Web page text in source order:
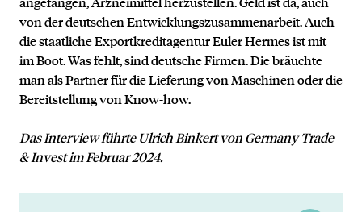
von der deutschen Entwicklungszusammenarbeit. Auch
die staatliche Exportkreditagentur Euler Hermes ist mit
im Boot. Was fehlt, sind deutsche Firmen. Die bräuchte
man als Partner für die Lieferung von Maschinen oder die
Bereitstellung von Know-how.
Das Interview führte Ulrich Binkert von Germany Trade
& Invest im Februar 2024.